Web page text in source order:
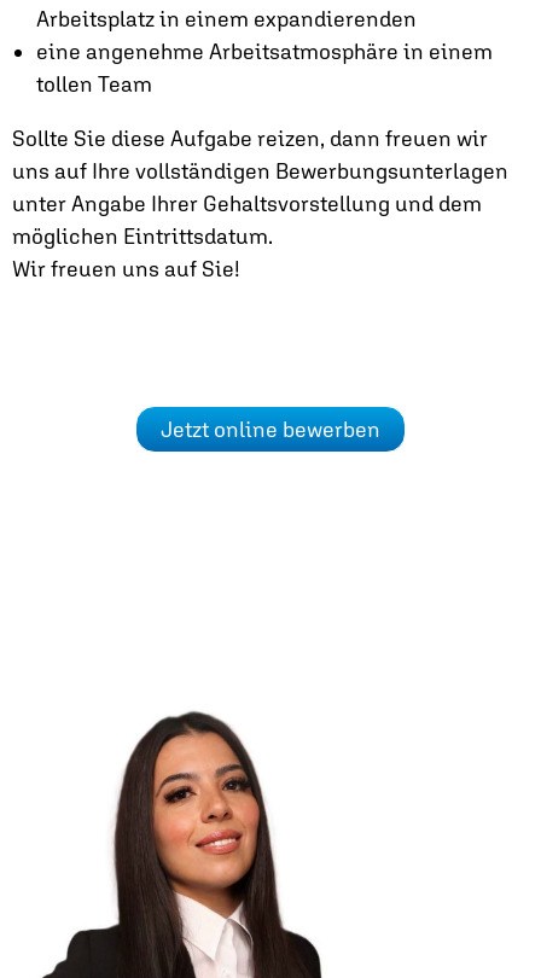
Arbeitsplatz in einem expandierenden
eine angenehme Arbeitsatmosphäre in einem
tollen Team
Sollte Sie diese Aufgabe reizen, dann freuen wir
uns auf Ihre vollständigen Bewerbungsunterlagen
unter Angabe Ihrer Gehaltsvorstellung und dem
möglichen Eintrittsdatum.
Wir freuen uns auf Sie!
Jetzt online bewerben